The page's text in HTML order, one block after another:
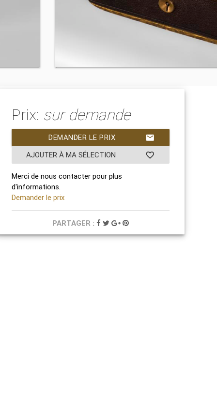
Prix: sur demande
mail
DEMANDER LE PRIX
favorite_border
AJOUTER À MA SÉLECTION
Merci de nous contacter pour plus
d'informations.
Demander le prix
PARTAGER :